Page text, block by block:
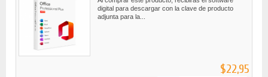
digital para descargar con la clave de producto
adjunta para la...
$22,95